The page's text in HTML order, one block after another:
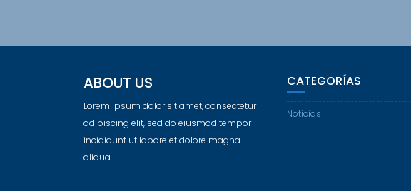
ABOUT US
Lorem ipsum dolor sit amet, consectetur
adipiscing elit, sed do eiusmod tempor
incididunt ut labore et dolore magna
aliqua.
CATEGORÍAS
Noticias